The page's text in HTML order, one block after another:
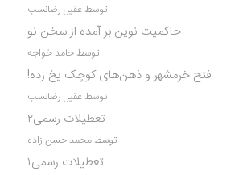
توسط عقیل رضانسب
حاکمیت نوین بر آمده از سخن نو
توسط حامد خواجه
فتح خرمشهر و ذهن‌های کوچک یخ زده!
توسط عقیل رضانسب
تعطیلات رسمی۲
توسط محمد حسن زاده
تعطیلات رسمی۱